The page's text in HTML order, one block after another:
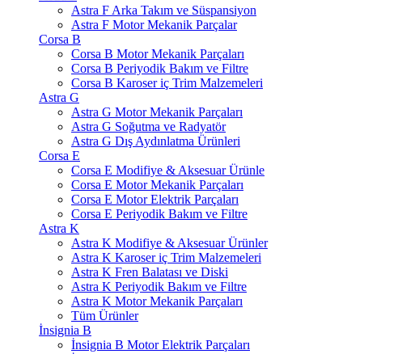
Astra F Arka Takım ve Süspansiyon
Astra F Motor Mekanik Parçalar
Corsa B
Corsa B Motor Mekanik Parçaları
Corsa B Periyodik Bakım ve Filtre
Corsa B Karoser iç Trim Malzemeleri
Astra G
Astra G Motor Mekanik Parçaları
Astra G Soğutma ve Radyatör
Astra G Dış Aydınlatma Ürünleri
Corsa E
Corsa E Modifiye & Aksesuar Ürünle
Corsa E Motor Mekanik Parçaları
Corsa E Motor Elektrik Parçaları
Corsa E Periyodik Bakım ve Filtre
Astra K
Astra K Modifiye & Aksesuar Ürünler
Astra K Karoser iç Trim Malzemeleri
Astra K Fren Balatası ve Diski
Astra K Periyodik Bakım ve Filtre
Astra K Motor Mekanik Parçaları
Tüm Ürünler
İnsignia B
İnsignia B Motor Elektrik Parçaları